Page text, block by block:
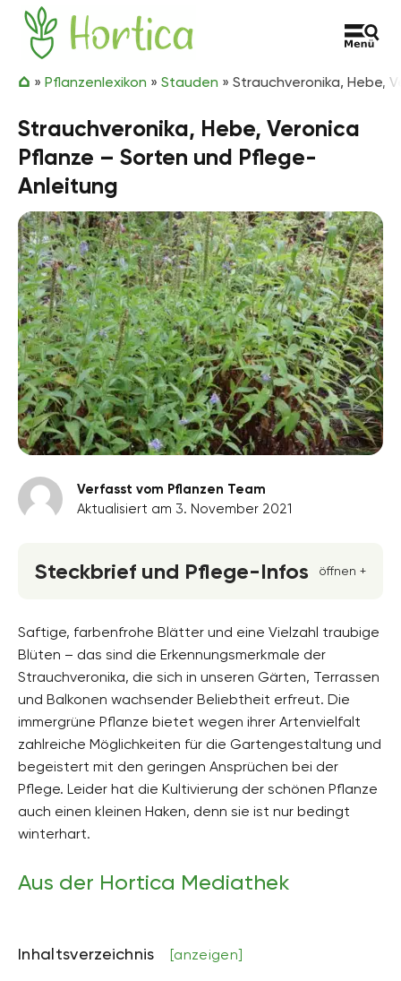
Zum Inhalt springen
Hortica
» Pflanzenlexikon » Stauden » Strauchveronika, Hebe,
Strauchveronika, Hebe, Veronica
Pflanze – Sorten und Pflege-
Anleitung
Verfasst vom Pflanzen Team
Aktualisiert am 3. November 2021
Steckbrief und Pflege-Infos öffnen +
rosa, violett, weiss
Standort
Halbschatten, Sonnig
Blütezeit
August, September, Oktober
Wuchsform
aufrecht, buschig, mehrjährig
bis zu 200 Zentimeter hoch
Bodenart
sandig, kiesig
Saftige, farbenfrohe Blätter und eine Vielzahl traubige
Blüten – das sind die Erkennungsmerkmale der
Strauchveronika, die sich in unseren Gärten, Terrassen
und Balkonen wachsender Beliebtheit erfreut. Die
immergrüne Pflanze bietet wegen ihrer Artenvielfalt
zahlreiche Möglichkeiten für die Gartengestaltung und
begeistert mit den geringen Ansprüchen bei der
Pflege. Leider hat die Kultivierung der schönen Pflanze
auch einen kleinen Haken, denn sie ist nur bedingt
winterhart.
Aus der Hortica Mediathek
Inhaltsverzeichnis [anzeigen]